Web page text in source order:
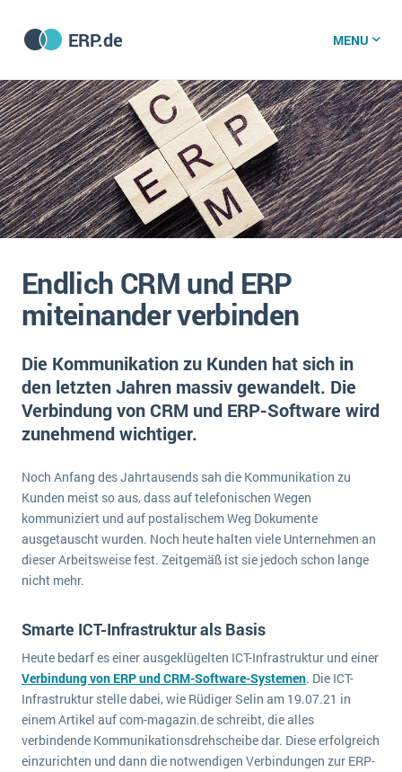
ERP.de
ERP software
Die 15 Schritte einer ERP‑Einführung
Was ist ERP?
Hintergrund
ERP-Software nach Branche
Plattform
Funktionalitäten
Kosten
Suche
Auswahl
Einführung
Schulung
Auswertung
ERP vergleichen
ERP für jede Branche
ERP-Software nach Branchen
Ämter
Bildungseinrichtungen
E-commerce
Einzelhandel
Finanzen
Grosshandel
Handel
Handwerk
Health Care
Landwirtschaft
Maschinenbau
Medien
NGO
ERP Wissenszentrum
Vorgestellt
Die 4 Komponenten eines CRM-Systems
5 Funktionen einer ERP-Software für Konzerne
Was ist Data Mining? - Ein Leitfaden für Unternehmen
Mehr über ERP-Software
ERP Wissenszentrum
Was ist ERP?
ERP-Experten
Offene Stellen bei ERP-Lieferanten
DSGVO/GDPR
Impressum
Kontakt
MENU
Endlich CRM und ERP
miteinander verbinden
Die Kommunikation zu Kunden hat sich in
den letzten Jahren massiv gewandelt. Die
Verbindung von CRM und ERP-Software wird
zunehmend wichtiger.
Noch Anfang des Jahrtausends sah die Kommunikation zu
Kunden meist so aus, dass auf telefonischen Wegen
kommuniziert und auf postalischem Weg Dokumente
ausgetauscht wurden. Noch heute halten viele Unternehmen an
dieser Arbeitsweise fest. Zeitgemäß ist sie jedoch schon lange
nicht mehr.
Smarte ICT-Infrastruktur als Basis
Heute bedarf es einer ausgeklügelten ICT-Infrastruktur und einer
Verbindung von ERP und CRM-Software-Systemen. Die ICT-
Infrastruktur stelle dabei, wie Rüdiger Selin am 19.07.21 in
einem Artikel auf com-magazin.de schreibt, die alles
verbindende Kommunikationsdrehscheibe dar. Diese erfolgreich
einzurichten und dann die notwendigen Verbindungen zur ERP-